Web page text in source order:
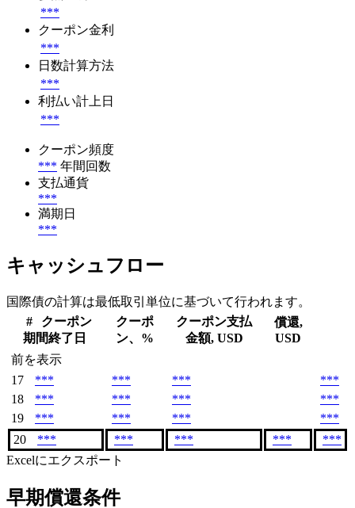
***
クーポン金利
***
日数計算方法
***
利払い計上日
***
クーポン頻度
*** 年間回数
支払通貨
***
満期日
***
キャッシュフロー
国際債の計算は最低取引単位に基づいて行われます。
#
クーポン
期間終了日
クーポ
ン、%
クーポン支払
金額, USD
償還,
USD
前を表示
17
*** *** ***
***
18
*** *** ***
***
19
*** *** ***
***
20
*** *** *** ***
***
Excelにエクスポート
早期償還条件